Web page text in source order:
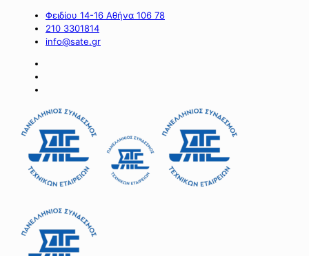
Φειδίου 14-16 Αθήνα 106 78
210 3301814
info@sate.gr